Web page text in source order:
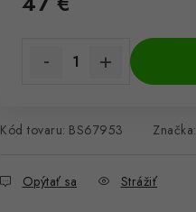
Kód tovaru: BS67953 Značka:
Opýtať sa Strážiť